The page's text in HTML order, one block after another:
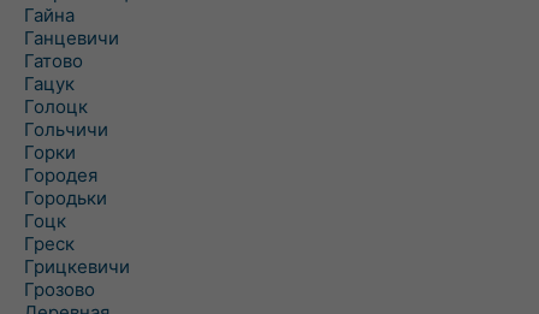
Гайна
Ганцевичи
Гатово
Гацук
Голоцк
Гольчичи
Горки
Городея
Городьки
Гоцк
Греск
Грицкевичи
Грозово